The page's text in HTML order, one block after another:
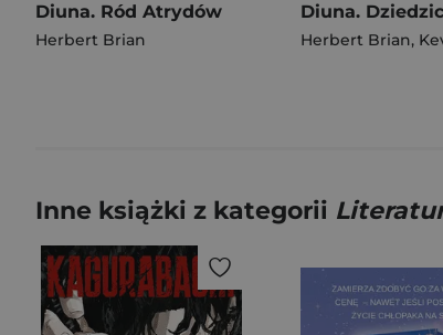
Diuna. Ród Atrydów
Herbert Brian Herbert Brian,
Inne książki z kategorii